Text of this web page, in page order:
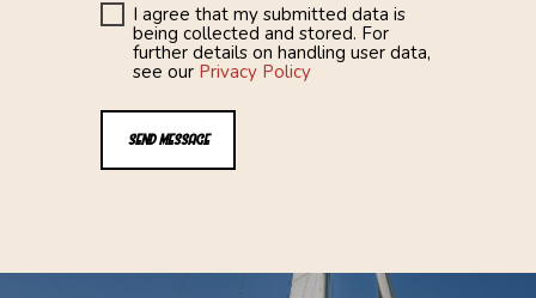
I agree that my submitted data is
being collected and stored. For
further details on handling user data,
see our Privacy Policy
SEND MESSAGE